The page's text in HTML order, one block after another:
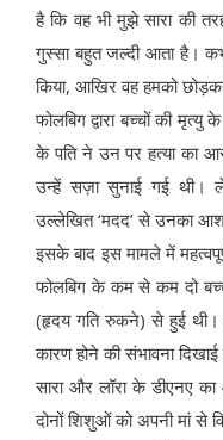
है कि वह भी मुझे सारा की
गुस्सा बहुत जल्दी आता है।
किया, आखिर वह हमको
फोलबिग द्वारा बच्चों की
के पति ने उन पर हत्या का
उन्हें सज़ा सुनाई गई थी।
उल्लेखित ‘मदद’ से उनका
इसके बाद इस मामले में
फोलबिग के कम से कम दो
(हृदय गति रुकने) से हुई
कारण होने की संभावना दिखाई
सारा और लॉरा के डीएनए
दोनों शिशुओं को अपनी मां से